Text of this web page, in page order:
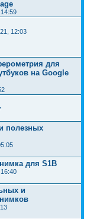
12:03
для
на Google
полезных
для S1B
и